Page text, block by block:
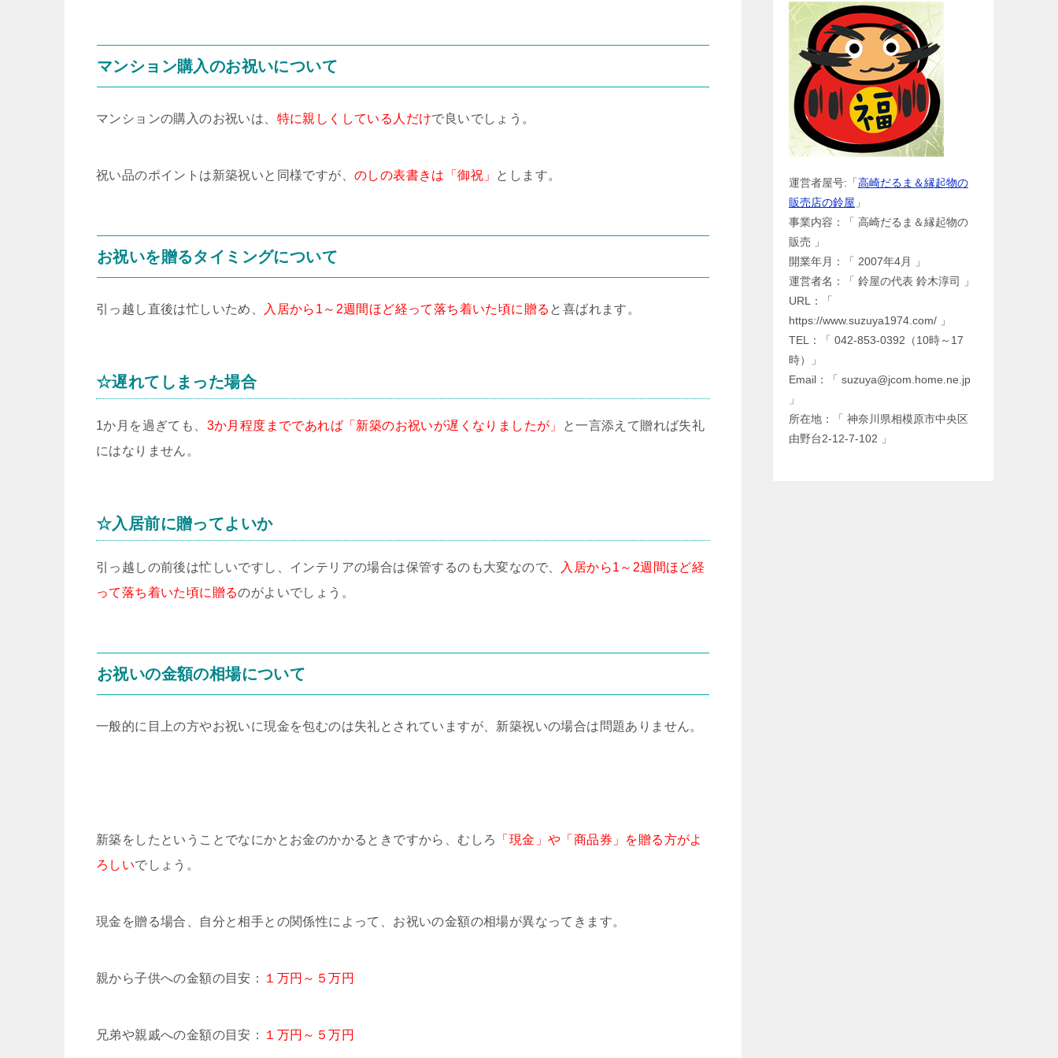
マンション購入のお祝いについて
マンションの購入のお祝いは、 特に親しくしている人だけで良いでしょう。
祝い品のポイントは新築祝いと同様ですが、 のしの表書きは「御祝」 とします。
お祝いを贈るタイミングについて
引っ越し直後は忙しいため、 入居から1～2週間ほど経って落ち着いた頃に贈る と喜ばれます。
☆遅れてしまった場合
1か月を過ぎても、 3か月程度までであれば「新築のお祝いが遅くなりましたが」
と一言添えて贈れば失礼
にはなりません。
☆入居前に贈ってよいか
引っ越しの前後は忙しいですし、インテリアの場合は保管するのも大変なので、
入居から1～2週間ほど経
って落ち着いた頃に贈るのがよいでしょう。
お祝いの金額の相場について
一般的に目上の方やお祝いに現金を包むのは失礼とされていますが、新築祝いの場合は問題ありません。
新築をしたということでなにかとお金のかかるときですから、むしろ
「現金」や「商品券」を贈る方がよ
ろしいでしょう。
現金を贈る場合、自分と相手との関係性によって、お祝いの金額の相場が異なってきます。
親から子供への金額の目安： １万円～５万円
兄弟や親戚への金額の目安： １万円～５万円
運営者屋号:「 高崎だるま＆縁起物の
販売店の鈴屋 」
事業内容：「 高崎だるま＆縁起物の
販売 」
開業年月：「 2007年4月 」
運営者名：「 鈴屋の代表 鈴木淳司 」
URL：「
https://www.suzuya1974.com/ 」
TEL：「 042-853-0392（10時～17
時）」
Email：「 suzuya@jcom.home.ne.jp
」
所在地：「 神奈川県相模原市中央区
由野台2-12-7-102 」